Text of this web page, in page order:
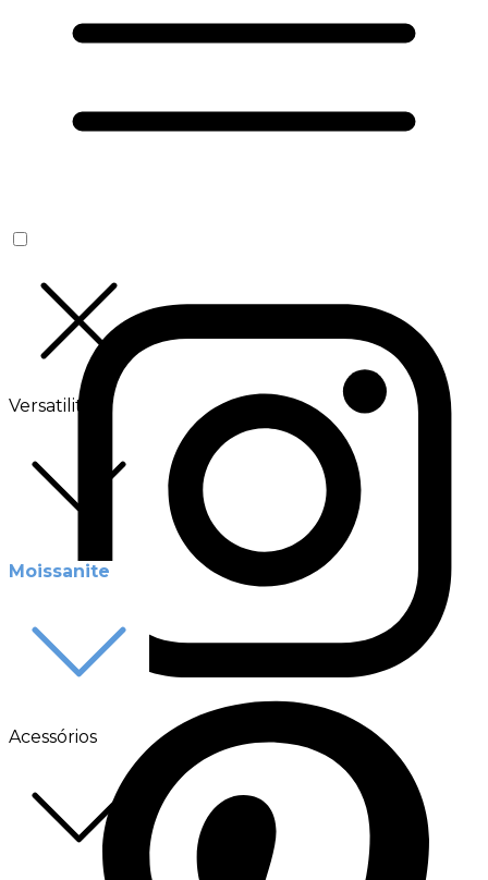
Versatilité
Moissanite
Acessórios